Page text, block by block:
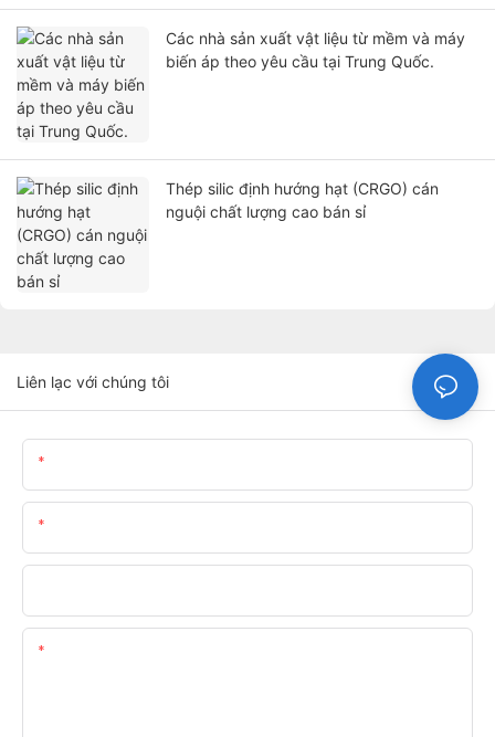
Các nhà sản xuất vật liệu từ mềm và máy
biến áp theo yêu cầu tại Trung Quốc.
Thép silic định hướng hạt (CRGO) cán
nguội chất lượng cao bán sỉ
Liên lạc với chúng tôi